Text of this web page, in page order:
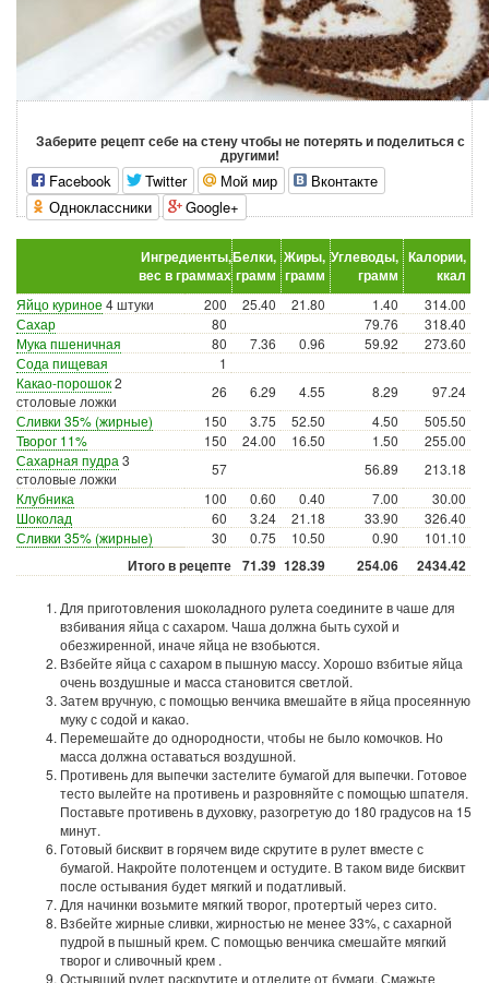
Заберите рецепт себе на стену чтобы не потерять и поделиться с
другими!
Facebook Twitter Мой мир
Вконтакте
Одноклассники
Google+
Ингредиенты,
вес в граммах
Белки,
грамм
Жиры,
грамм
Углеводы,
грамм
Калории,
ккал
Яйцо куриное 4 штуки 200 25.40 21.80 1.40
314.00
Сахар
80 79.76
318.40
Мука пшеничная
80 7.36 0.96 59.92
273.60
Сода пищевая
1
Какао-порошок2
столовые ложки
26 6.29 4.55 8.29
97.24
Сливки 35% (жирные)
150 3.75 52.50 4.50
505.50
Творог 11%
150 24.00 16.50 1.50
255.00
Сахарная пудра3
столовые ложки
57 56.89
213.18
Клубника
100 0.60 0.40 7.00
30.00
Шоколад
60 3.24 21.18 33.90
326.40
Сливки 35% (жирные)
30 0.75 10.50 0.90 101.10
Итого в рецепте 71.39 128.39 254.06 2434.42
Для приготовления шоколадного рулета соедините в чаше для
взбивания яйца с сахаром. Чаша должна быть сухой и
обезжиренной, иначе яйца не взобьются.
Взбейте яйца с сахаром в пышную массу. Хорошо взбитые яйца
очень воздушные и масса становится светлой.
Затем вручную, с помощью венчика вмешайте в яйца просеянную
муку с содой и какао.
Перемешайте до однородности, чтобы не было комочков. Но
масса должна оставаться воздушной.
Противень для выпечки застелите бумагой для выпечки. Готовое
тесто вылейте на противень и разровняйте с помощью шпателя.
Поставьте противень в духовку, разогретую до 180 градусов на 15
минут.
Готовый бисквит в горячем виде скрутите в рулет вместе с
бумагой. Накройте полотенцем и остудите. В таком виде бисквит
после остывания будет мягкий и податливый.
Для начинки возьмите мягкий творог, протертый через сито.
Взбейте жирные сливки, жирностью не менее 33%, с сахарной
пудрой в пышный крем. С помощью венчика смешайте мягкий
творог и сливочный крем .
Остывший рулет раскрутите и отделите от бумаги. Смажьте